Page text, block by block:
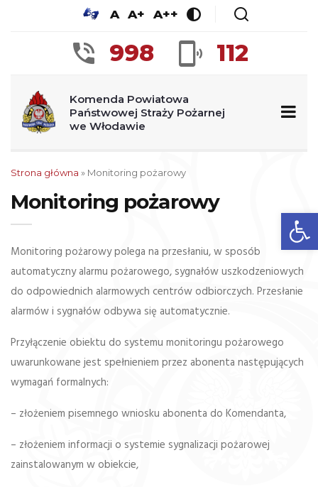
A A+ A++
998 112
Komenda Powiatowa
Państwowej Straży Pożarnej
we Włodawie
Strona główna » Monitoring pożarowy
Monitoring pożarowy
Monitoring pożarowy polega na przesłaniu, w sposób
automatyczny alarmu pożarowego, sygnałów uszkodzeniowych
do odpowiednich alarmowych centrów odbiorczych. Przesłanie
alarmów i sygnałów odbywa się automatycznie.
Przyłączenie obiektu do systemu monitoringu pożarowego
uwarunkowane jest spełnieniem przez abonenta następujących
wymagań formalnych:
– złożeniem pisemnego wniosku abonenta do Komendanta,
– złożeniem informacji o systemie sygnalizacji pożarowej
zainstalowanym w obiekcie,